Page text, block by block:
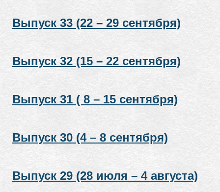
Выпуск 33 (22 – 29 сентября)
Выпуск 32 (15 – 22 сентября)
Выпуск 31 ( 8 – 15 сентября)
Выпуск 30 (4 – 8 сентября)
Выпуск 29 (28 июля – 4 августа)